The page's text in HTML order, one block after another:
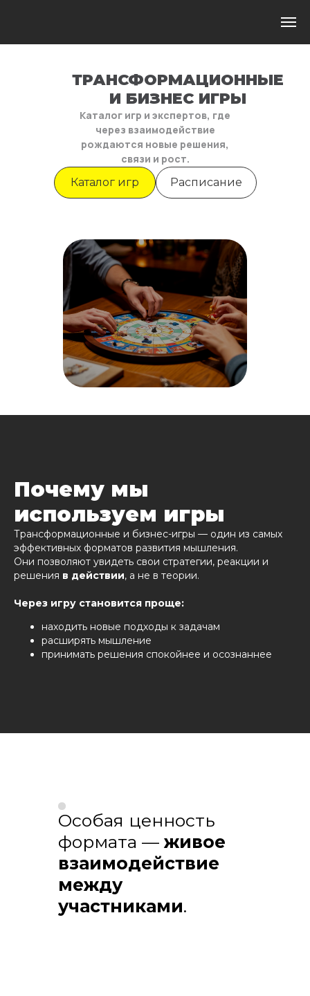
ТРАНСФОРМАЦИОННЫЕ
И БИЗНЕС ИГРЫ
Каталог игр и экспертов, где
через взаимодействие
рождаются новые решения,
связи и рост.
Каталог игр
Расписание
Почему мы
используем игры
Трансформационные и бизнес-игры — один из самых
эффективных форматов развития мышления.
Они позволяют увидеть свои стратегии, реакции и
решения в действии, а не в теории.
Через игру становится проще:
находить новые подходы к задачам
расширять мышление
принимать решения спокойнее и осознаннее
Особая ценность
формата — живое
взаимодействие
между
участниками.